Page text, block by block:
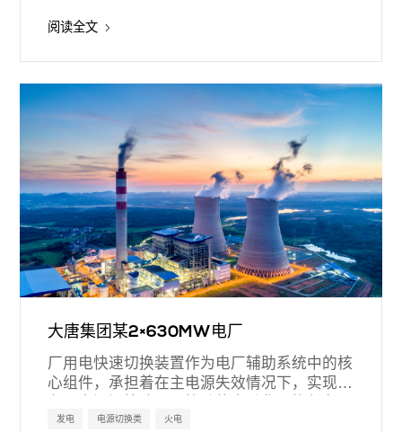
阅读全文
大唐集团某2×630MW电厂
厂用电快速切换装置作为电厂辅助系统中的核
心组件，承担着在主电源失效情况下，实现与
装置凭借高精度的监测技术、智能判断逻辑及
发电 电源切换类 火电